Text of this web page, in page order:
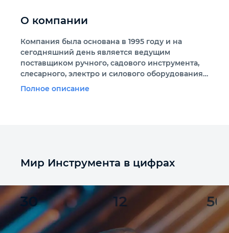
О компании
Компания была основана в 1995 году и на
сегодняшний день является ведущим
поставщиком ручного, садового инструмента,
слесарного, электро и силового оборудования
на российском рынке.
Полное описание
Мир Инструмента в цифрах
30 12